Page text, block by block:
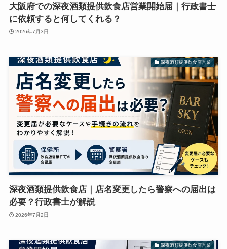
大阪府での深夜酒類提供飲食店営業開始届｜行政書士
に依頼すると何してくれる？
2026年7月3日
深夜酒類提供飲食店営業
深夜酒類提供飲食店｜店名変更したら警察への届出は
必要？行政書士が解説
2026年7月2日
深夜酒類提供飲食店営業